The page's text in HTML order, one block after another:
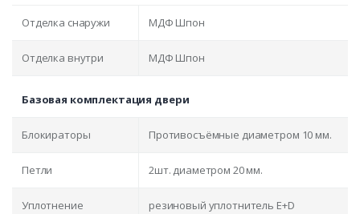
Отделка снаружи МДФ Шпон
Отделка внутри МДФ Шпон
Базовая комплектация двери
Блокираторы Противосъёмные диаметром 10 мм.
Петли 2шт. диаметром 20 мм.
Уплотнение резиновый уплотнитель E+D